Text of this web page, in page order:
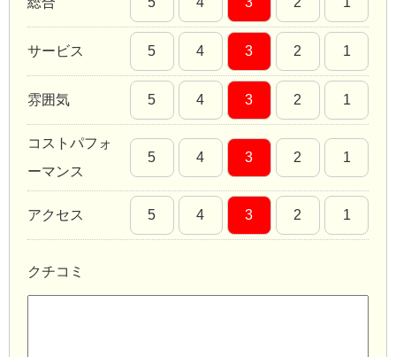
サービス 5 4 3 2 1
雰囲気 5 4 3 2 1
コストパフォ
ーマンス
5 4 3 2 1
アクセス 5 4 3 2 1
クチコミ